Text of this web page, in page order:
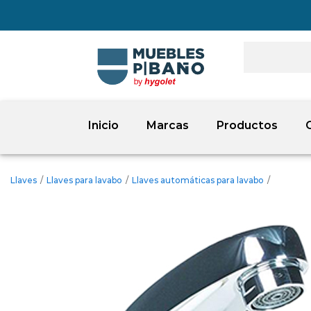
Inicio Marcas Productos
Llaves / Llaves para lavabo / Llaves automáticas para lavabo /